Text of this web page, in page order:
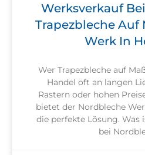
Werksverkauf
Trapezbleche Auf
Werk In
Wer Trapezbleche auf
Handel oft an langen
Rastern oder hohen
bietet der Nordbleche
die perfekte Lösung. Was
bei